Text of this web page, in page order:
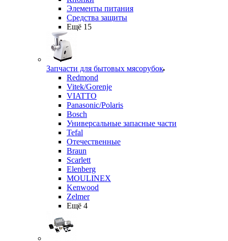
Элементы питания
Средства защиты
Ещё 15
Запчасти для бытовых мясорубок
Redmond
Vitek/Gorenje
VIATTO
Panasonic/Polaris
Bosch
Универсальные запасные части
Tefal
Отечественные
Braun
Scarlett
Elenberg
MOULINEX
Kenwood
Zelmer
Ещё 4